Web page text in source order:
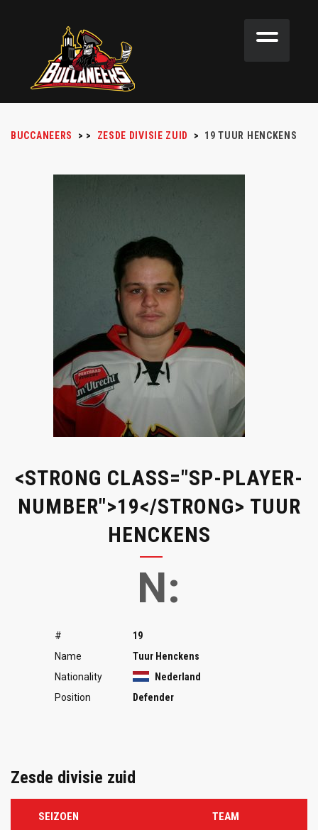
BUCCANEERS > > ZESDE DIVISIE ZUID > 19 TUUR HENCKENS
<STRONG CLASS="SP-PLAYER-
NUMBER">19</STRONG> TUUR
HENCKENS
N:
#
19
Name
Tuur Henckens
Nationality
Nederland
Position
Defender
Zesde divisie zuid
SEIZOEN TEAM